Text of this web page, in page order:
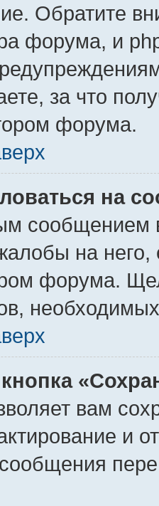
Обратите
форума, и
за что
форума.
на
сообщением
на
форума.
кнопка
вам
и